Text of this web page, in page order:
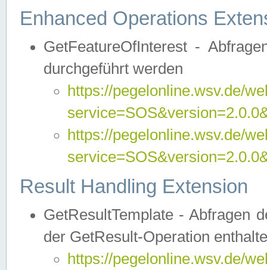
Enhanced Operations
GetFeatureOfInterest -
durchgeführt werden
https://pegelonline.wsv.de/
https://pegelonline.wsv.de/
Result Handling Extension
GetResultTemplate - Abfragen
der GetResult-Operation
https://pegelonline.wsv.de/